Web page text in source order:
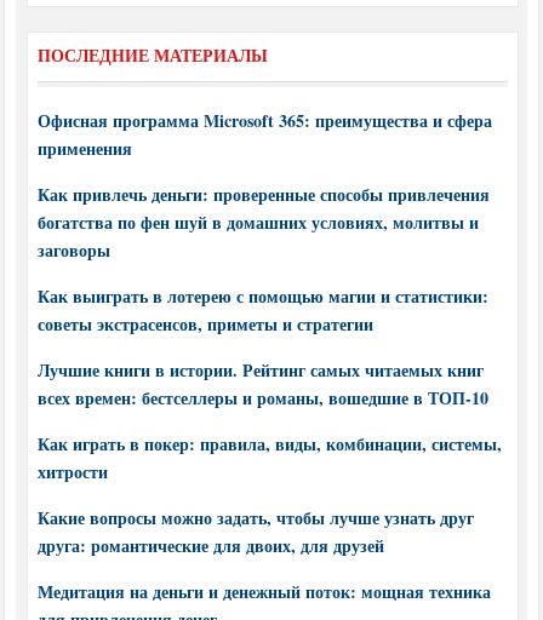
ПОСЛЕДНИЕ МАТЕРИАЛЫ
Офисная программа Microsoft 365: преимущества и сфера
применения
Как привлечь деньги: проверенные способы привлечения
богатства по фен шуй в домашних условиях, молитвы и
заговоры
Как выиграть в лотерею с помощью магии и статистики:
советы экстрасенсов, приметы и стратегии
Лучшие книги в истории. Рейтинг самых читаемых книг
всех времен: бестселлеры и романы, вошедшие в ТОП-10
Как играть в покер: правила, виды, комбинации, системы,
хитрости
Какие вопросы можно задать, чтобы лучше узнать друг
друга: романтические для двоих, для друзей
Медитация на деньги и денежный поток: мощная техника